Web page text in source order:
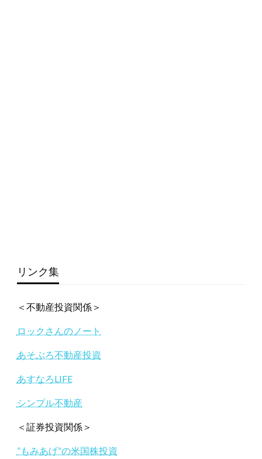
リンク集
＜不動産投資関係＞
ロックさんのノート
あそぶろ不動産投資
あすなろLIFE
シンプル不動産
＜証券投資関係＞
”もみあげ”の米国株投資